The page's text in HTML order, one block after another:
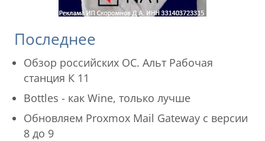
Последнее
Обзор российских ОС. Альт Рабочая
станция К 11
Bottles - как Wine, только лучше
Обновляем Proxmox Mail Gateway с версии
8 до 9